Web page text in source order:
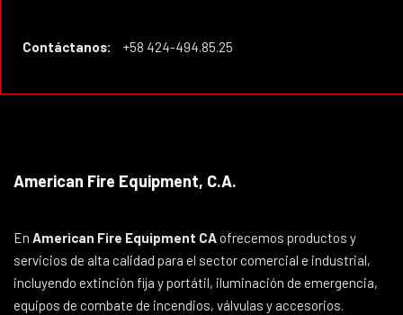
Contáctanos: +58 424-494.85.25
American Fire Equipment, C.A.
En American Fire Equipment CAofrecemos productos y
servicios de alta calidad para el sector comercial e industrial,
incluyendo extinción fija y portátil, iluminación de emergencia,
equipos de combate de incendios, válvulas y accesorios.